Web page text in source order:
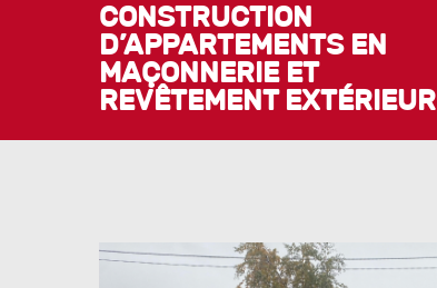
CONSTRUCTION
D’APPARTEMENTS EN
MAÇONNERIE ET
REVÊTEMENT EXTÉRIEUR